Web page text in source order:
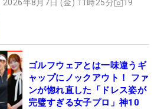
2026年8月7日 (金) 11時25分 19
ゴルフウェアとは一味違うギ
ャップにノックアウト！ ファ
ンが惚れ直した「ドレス姿が
完璧すぎる女子プロ」神10